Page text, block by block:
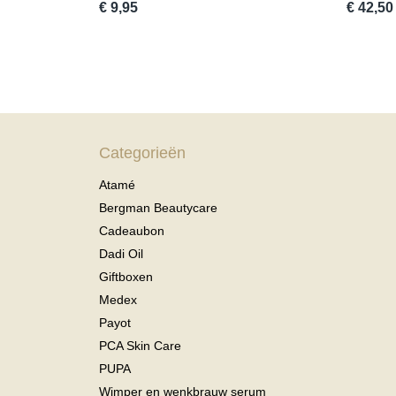
€ 9,95 € 42,50
Categorieën
Atamé
Bergman Beautycare
Cadeaubon
Dadi Oil
Giftboxen
Medex
Payot
PCA Skin Care
PUPA
Wimper en wenkbrauw serum